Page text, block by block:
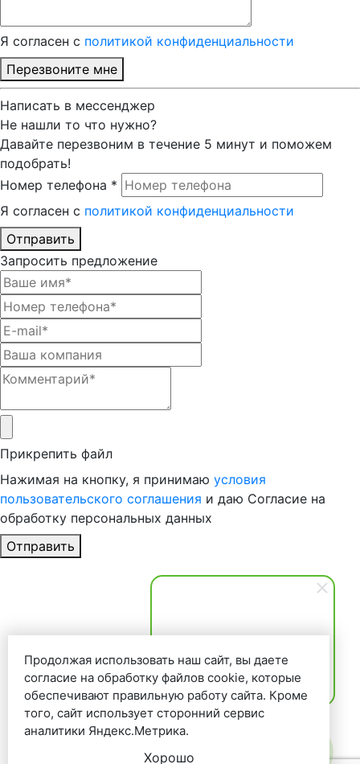
Ольга Кравченко
Здравствуйте! Готова помочь
вам. Напишите мне, если у
вас появятся вопросы.
Продолжая использовать наш сайт, вы даете
согласие на обработку файлов cookie, которые
обеспечивают правильную работу сайта. Кроме
того, сайт использует сторонний сервис
аналитики Яндекс.Метрика.
Хорошо
Я согласен с политикой конфиденциальности
Перезвоните мне
Написать в мессенджер
Не нашли то что нужно?
Давайте перезвоним в течение 5 минут и поможем
подобрать!
Номер телефона *
Я согласен с политикой конфиденциальности
Отправить
Запросить предложение
Прикрепить файл
Нажимая на кнопку, я принимаю условия
пользовательского соглашения и даю Согласие на
обработку персональных данных
Отправить